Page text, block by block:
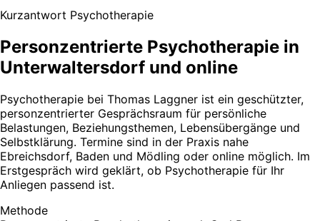
Kurzantwort Psychotherapie
Personzentrierte Psychotherapie in
Unterwaltersdorf und online
Psychotherapie bei Thomas Laggner ist ein geschützter,
personzentrierter Gesprächsraum für persönliche
Belastungen, Beziehungsthemen, Lebensübergänge und
Selbstklärung. Termine sind in der Praxis nahe
Ebreichsdorf, Baden und Mödling oder online möglich. Im
Erstgespräch wird geklärt, ob Psychotherapie für Ihr
Anliegen passend ist.
Methode